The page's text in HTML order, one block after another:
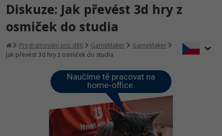
Rekvalifikace a kurzy
hrazené úřadem práce
Workshopy zdarma
Umělá inteligence v praxi
Datová analýza v praxi
Školení
Základy programování
Objektové programování - OOP
Školení dle technologií
C# .NET
Kurzy IT profesí
Junior programátor
Programátor WWW aplikací
Senior programátor
Front-end developer
Jak začít?
Java -80%
-80%
Přihlásit se|Registrovat
Diskuze: Jak převést 3d hry z
osmiček do studia
Programování pro děti GameMaker
GameMaker
Jak převést 3d hry z osmiček do studia
Naučíme tě pracovat na
home-office.